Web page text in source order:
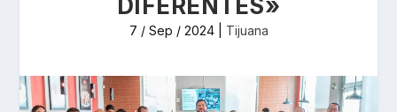
7 / Sep / 2024| Tijuana